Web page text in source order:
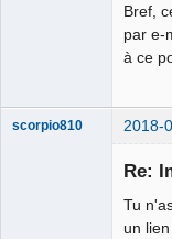
Bref,
par e-
à ce
scorpio810 2018-
Re:
Tu
un